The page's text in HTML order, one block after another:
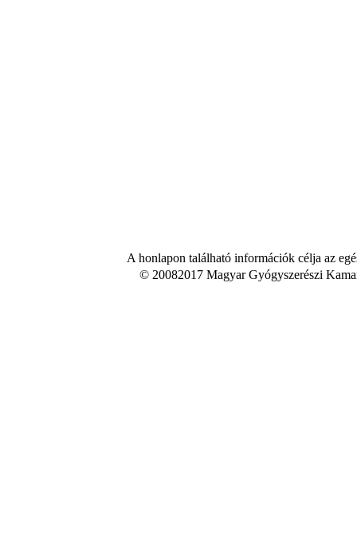
A honlapon található információk célja az
© 20082017 Magyar Gyógyszerészi